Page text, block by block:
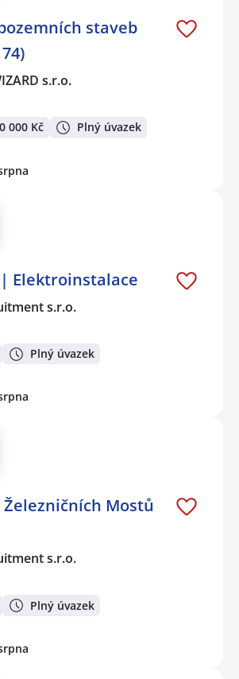
staveb
s.r.o.
000 Kč Plný úvazek
Elektroinstalace
s.r.o.
Plný úvazek
Mostů
s.r.o.
Plný úvazek